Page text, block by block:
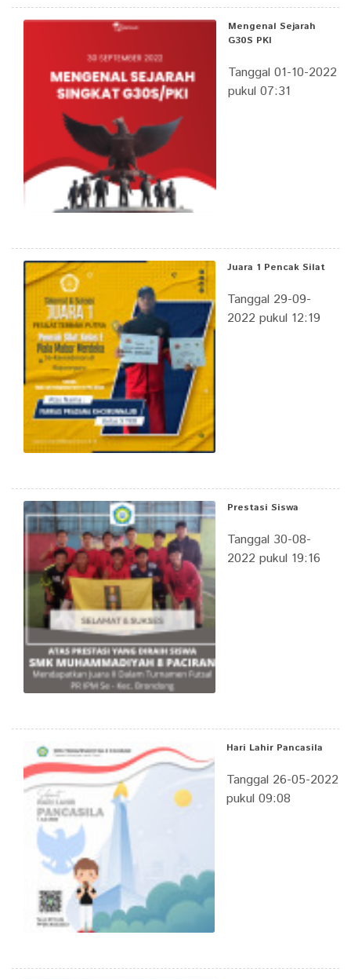
Mengenal Sejarah
G30S PKI
Tanggal 01-10-2022
pukul 07:31
Juara 1 Pencak Silat
Tanggal 29-09-
2022 pukul 12:19
Prestasi Siswa
Tanggal 30-08-
2022 pukul 19:16
Hari Lahir Pancasila
Tanggal 26-05-2022
pukul 09:08